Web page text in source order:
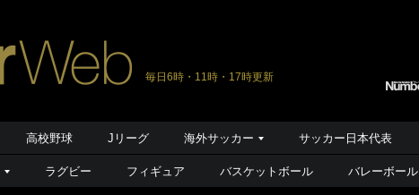
毎日6時・11時・17時更新
高校野球 Jリーグ 海外サッカー サッカー日本代表
ラグビー フィギュア バスケットボール バレーボール